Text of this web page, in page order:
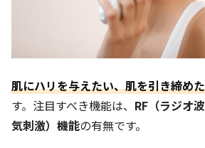
肌にハリを与えたい、肌を引き締め
す。注目すべき機能は、 RF（ラジオ
気刺激）機能の有無です。